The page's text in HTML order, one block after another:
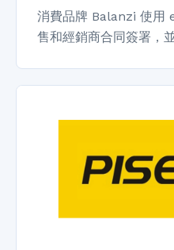
消費品牌 Balanzi 使用
售和經銷商合同簽署，